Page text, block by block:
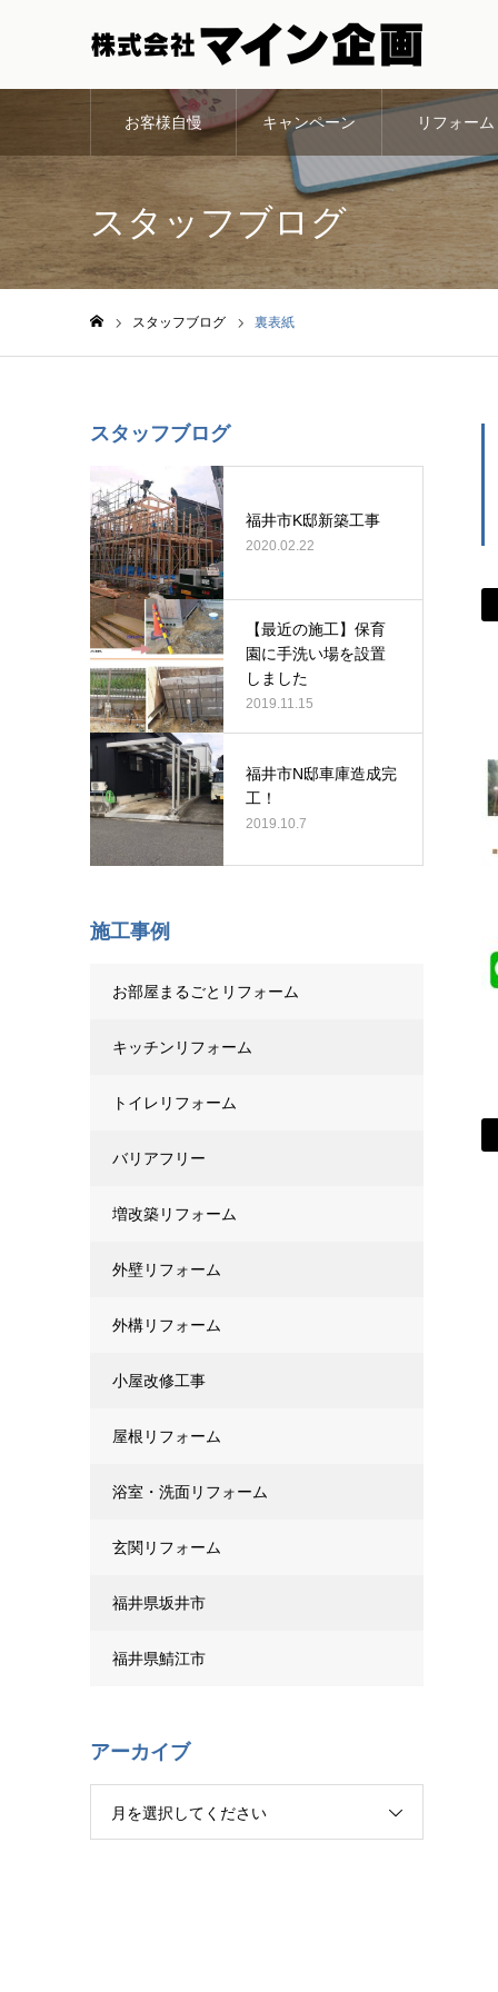
お客様自慢 キャンペーン リフォーム
スタッフブログ
スタッフブログ 裏表紙
スタッフブログ
福井市K邸新築工事
2020.02.22
【最近の施工】保育
園に手洗い場を設置
しました
2019.11.15
福井市N邸車庫造成完
工！
2019.10.7
施工事例
お部屋まるごとリフォーム
キッチンリフォーム
トイレリフォーム
バリアフリー
増改築リフォーム
外壁リフォーム
外構リフォーム
小屋改修工事
屋根リフォーム
浴室・洗面リフォーム
玄関リフォーム
福井県坂井市
福井県鯖江市
アーカイブ
月を選択してください